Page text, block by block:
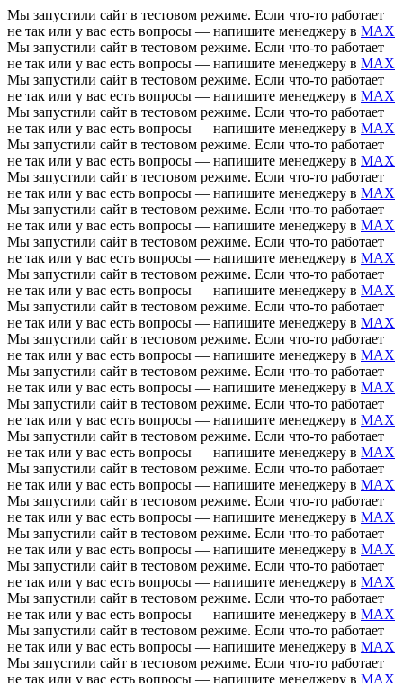
Мы запустили сайт в тестовом режиме. Если что-то работает
не так или у вас есть вопросы — напишите менеджеру в MAX
Мы запустили сайт в тестовом режиме. Если что-то работает
не так или у вас есть вопросы — напишите менеджеру в MAX
Мы запустили сайт в тестовом режиме. Если что-то работает
не так или у вас есть вопросы — напишите менеджеру в MAX
Мы запустили сайт в тестовом режиме. Если что-то работает
не так или у вас есть вопросы — напишите менеджеру в MAX
Мы запустили сайт в тестовом режиме. Если что-то работает
не так или у вас есть вопросы — напишите менеджеру в MAX
Мы запустили сайт в тестовом режиме. Если что-то работает
не так или у вас есть вопросы — напишите менеджеру в MAX
Мы запустили сайт в тестовом режиме. Если что-то работает
не так или у вас есть вопросы — напишите менеджеру в MAX
Мы запустили сайт в тестовом режиме. Если что-то работает
не так или у вас есть вопросы — напишите менеджеру в MAX
Мы запустили сайт в тестовом режиме. Если что-то работает
не так или у вас есть вопросы — напишите менеджеру в MAX
Мы запустили сайт в тестовом режиме. Если что-то работает
не так или у вас есть вопросы — напишите менеджеру в MAX
Мы запустили сайт в тестовом режиме. Если что-то работает
не так или у вас есть вопросы — напишите менеджеру в MAX
Мы запустили сайт в тестовом режиме. Если что-то работает
не так или у вас есть вопросы — напишите менеджеру в MAX
Мы запустили сайт в тестовом режиме. Если что-то работает
не так или у вас есть вопросы — напишите менеджеру в MAX
Мы запустили сайт в тестовом режиме. Если что-то работает
не так или у вас есть вопросы — напишите менеджеру в MAX
Мы запустили сайт в тестовом режиме. Если что-то работает
не так или у вас есть вопросы — напишите менеджеру в MAX
Мы запустили сайт в тестовом режиме. Если что-то работает
не так или у вас есть вопросы — напишите менеджеру в MAX
Мы запустили сайт в тестовом режиме. Если что-то работает
не так или у вас есть вопросы — напишите менеджеру в MAX
Мы запустили сайт в тестовом режиме. Если что-то работает
не так или у вас есть вопросы — напишите менеджеру в MAX
Мы запустили сайт в тестовом режиме. Если что-то работает
не так или у вас есть вопросы — напишите менеджеру в MAX
Мы запустили сайт в тестовом режиме. Если что-то работает
не так или у вас есть вопросы — напишите менеджеру в MAX
Мы запустили сайт в тестовом режиме. Если что-то работает
не так или у вас есть вопросы — напишите менеджеру в MAX